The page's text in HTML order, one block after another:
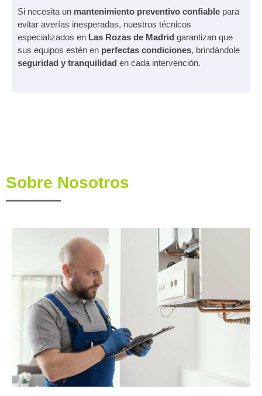
Si necesita un mantenimiento preventivo confiable para
evitar averías inesperadas, nuestros técnicos
especializados en Las Rozas de Madrid garantizan que
sus equipos estén en perfectas condiciones, brindándole
seguridad y tranquilidad en cada intervención.
Sobre Nosotros